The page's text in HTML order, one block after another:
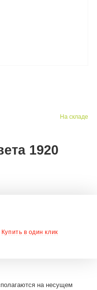
1920
На складе
Купить в один клик
на несущем